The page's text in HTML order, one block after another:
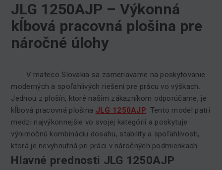
JLG 1250AJP – Výkonná
kĺbová pracovná plošina pre
náročné úlohy
V mateco Slovakia sa zameriavame na poskytovanie
moderných a spoľahlivých riešení pre prácu vo výškach.
Jednou z plošín, ktoré našim zákazníkom odporúčame, je
kĺbová pracovná plošina JLG 1250AJP . Tento model patrí
medzi najvýkonnejšie vo svojej kategórii a poskytuje
výnimočnú kombináciu dosahu, stability a spoľahlivosti,
ktorá je nevyhnutná pri práci v náročných podmienkach.
Hlavné prednosti JLG 1250AJP